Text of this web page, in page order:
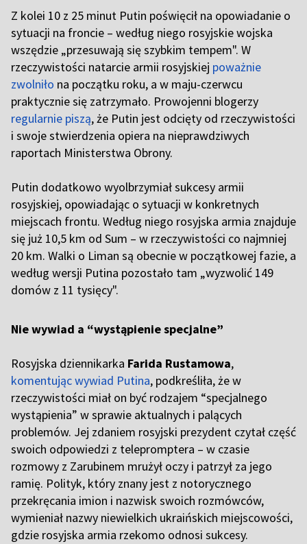
Z kolei 10 z 25 minut Putin poświęcił na opowiadanie o
sytuacji na froncie – według niego rosyjskie wojska
wszędzie „przesuwają się szybkim tempem". W
rzeczywistości natarcie armii rosyjskiej poważnie
zwolniło na początku roku, a w maju-czerwcu
praktycznie się zatrzymało. Prowojenni blogerzy
regularnie piszą, że Putin jest odcięty od rzeczywistości
i swoje stwierdzenia opiera na nieprawdziwych
raportach Ministerstwa Obrony.
Putin dodatkowo wyolbrzymiał sukcesy armii
rosyjskiej, opowiadając o sytuacji w konkretnych
miejscach frontu. Według niego rosyjska armia znajduje
się już 10,5 km od Sum – w rzeczywistości co najmniej
20 km. Walki o Liman są obecnie w początkowej fazie, a
według wersji Putina pozostało tam „wyzwolić 149
domów z 11 tysięcy".
Nie wywiad a “wystąpienie specjalne”
Rosyjska dziennikarka Farida Rustamowa,
komentując wywiad Putina, podkreśliła, że w
rzeczywistości miał on być rodzajem “specjalnego
wystąpienia” w sprawie aktualnych i palących
problemów. Jej zdaniem rosyjski prezydent czytał część
swoich odpowiedzi z telepromptera – w czasie
rozmowy z Zarubinem mrużył oczy i patrzył za jego
ramię. Polityk, który znany jest z notorycznego
przekręcania imion i nazwisk swoich rozmówców,
wymieniał nazwy niewielkich ukraińskich miejscowości,
gdzie rosyjska armia rzekomo odnosi sukcesy.